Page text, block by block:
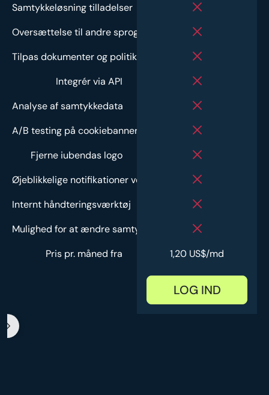
Samtykkeløsning tilladelser
Oversættelse til andre sprog
Tilpas dokumenter og politikker
Integrér via API
Analyse af samtykkedata
A/B testing på cookiebanner
Fjerne iubendas logo
Øjeblikkelige notifikationer ved problemer
Internt håndteringsværktøj
Mulighed for at ændre samtykke
Pris pr. måned fra
1,20 US$/md
LOG IND